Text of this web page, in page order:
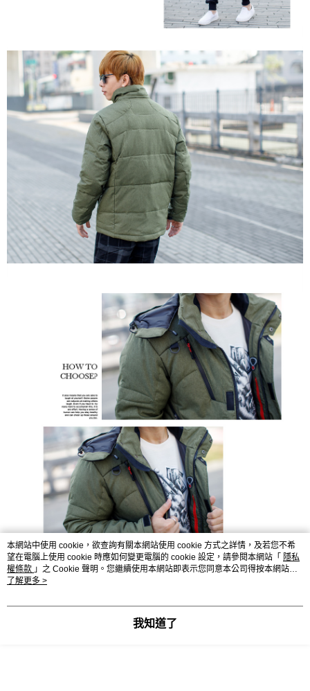
本網站中使用 cookie，欲查詢有關本網站使用 cookie 方式之詳情，及若您不希
望在電腦上使用 cookie 時應如何變更電腦的 cookie 設定，請參閱本網站「 隱私
權條款 」之 Cookie 聲明。您繼續使用本網站即表示您同意本公司得按本網站使
用條款之 Cookie 聲明使用 cookie。
了解更多 >
我知道了